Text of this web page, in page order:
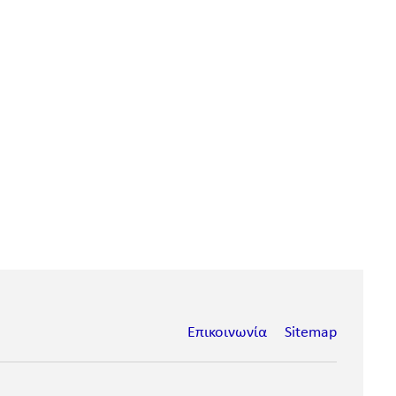
Επικοινωνία Sitemap